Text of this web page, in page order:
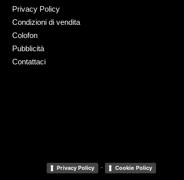
Privacy Policy
Condizioni di vendita
Colofon
Pubblicità
Contattaci
Privacy Policy - Cookie Policy